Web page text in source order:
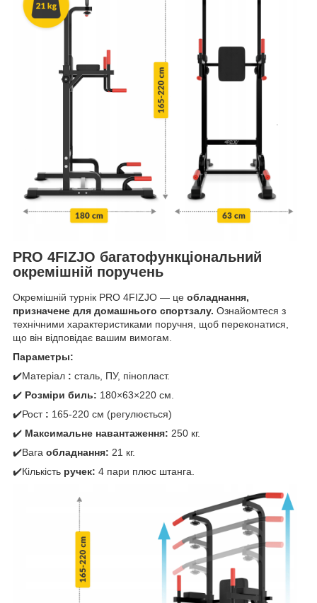
PRO 4FIZJO багатофункціональний
окремішній поручень
Окремішній турнік PRO 4FIZJO — це обладнання,
призначене для домашнього спортзалу. Ознайомтеся з
технічними характеристиками поручня, щоб переконатися,
що він відповідає вашим вимогам.
Параметры:
✔️Матеріал : сталь, ПУ, пінопласт.
✔️ Розміри биль: 180×63×220 см.
✔️Рост : 165-220 см (регулюється)
✔️ Максимальне навантаження: 250 кг.
✔️Вага обладнання: 21 кг.
✔️Кількість ручек: 4 пари плюс штанга.